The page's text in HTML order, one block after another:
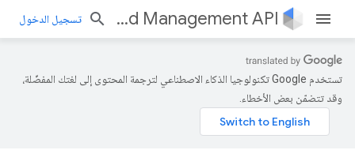
Android Management API تسجيل الدخول
تستخدم Google تكنولوجيا الذكاء الاصطناعي لترجمة المحتوى إلى لغتك المفضّلة،
وقد تتضمّن بعض الأخطاء.